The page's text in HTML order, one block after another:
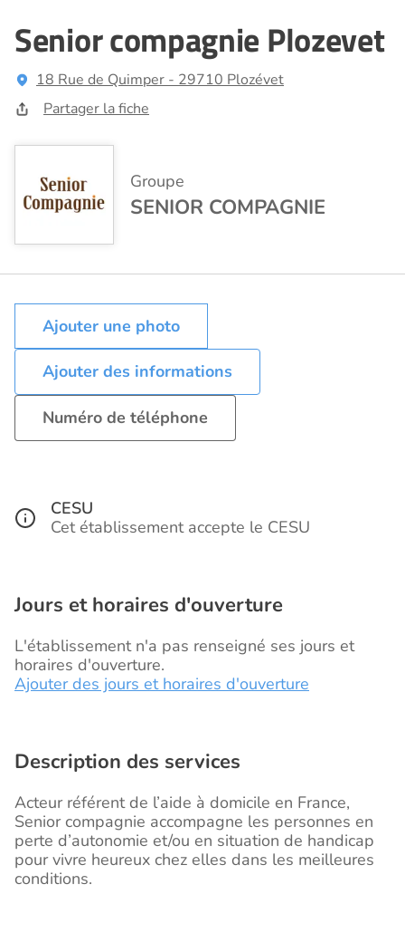
Senior compagnie Plozevet
18 Rue de Quimper - 29710 Plozévet
Partager la fiche
Groupe
SENIOR COMPAGNIE
Ajouter des informations
Numéro de téléphone
CESU
Cet établissement accepte le CESU
Jours et horaires d'ouverture
L'établissement n'a pas renseigné ses jours et
horaires d'ouverture.
Ajouter des jours et horaires d'ouverture
Description des services
Acteur référent de l’aide à domicile en France,
Senior compagnie accompagne les personnes en
perte d’autonomie et/ou en situation de handicap
pour vivre heureux chez elles dans les meilleures
conditions.